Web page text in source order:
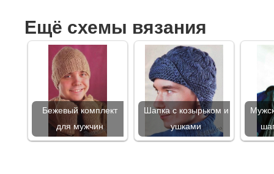
Ещё схемы вязания
Бежевый комплект
для мужчин
Шапка с козырьком и
ушками